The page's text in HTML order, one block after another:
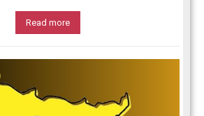
Read more